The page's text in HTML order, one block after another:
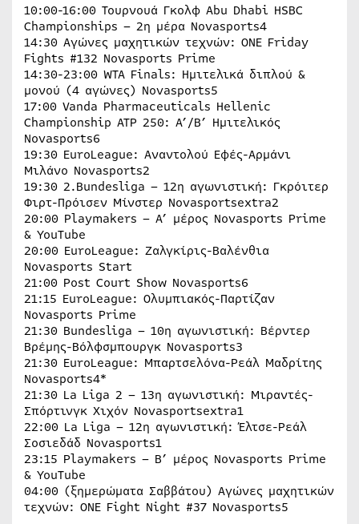
10:00-16:00 Τουρνουά Γκολφ Abu Dhabi HSBC
Championships – 2η μέρα Novasports4
14:30 Αγώνες μαχητικών τεχνών: ONE Friday
Fights #132 Novasports Prime
14:30-23:00 WTA Finals: Ημιτελικά διπλού &
μονού (4 αγώνες) Novasports5
17:00 Vanda Pharmaceuticals Hellenic
Championship ATP 250: Α’/Β’ Ημιτελικός
Novasports6
19:30 EuroLeague: Αναντολού Εφές-Αρμάνι
Μιλάνο Novasports2
19:30 2.Bundesliga – 12η αγωνιστική: Γκρόιτερ
Φιρτ-Πρόισεν Μίνστερ Novasportsextra2
20:00 Playmakers – A’ μέρος Novasports Prime
& YouTube
20:00 EuroLeague: Ζαλγκίρις-Βαλένθια
Novasports Start
21:00 Post Court Show Novasports6
21:15 EuroLeague: Ολυμπιακός-Παρτίζαν
Novasports Prime
21:30 Bundesliga – 10η αγωνιστική: Βέρντερ
Βρέμης-Βόλφσμπουργκ Novasports3
21:30 EuroLeague: Μπαρτσελόνα-Ρεάλ Μαδρίτης
Novasports4*
21:30 La Liga 2 – 13η αγωνιστική: Μιραντές-
Σπόρτινγκ Χιχόν Novasportsextra1
22:00 La Liga – 12η αγωνιστική: Έλτσε-Ρεάλ
Σοσιεδάδ Novasports1
23:15 Playmakers – Β’ μέρος Novasports Prime
& YouTube
04:00 (ξημερώματα Σαββάτου) Αγώνες μαχητικών
τεχνών: ONE Fight Night #37 Novasports5